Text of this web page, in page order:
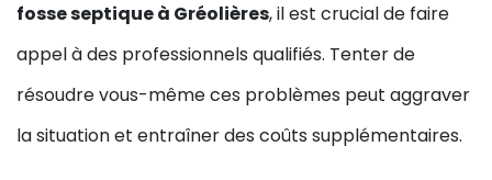
fosse septique à Gréolières, il est crucial de faire
appel à des professionnels qualifiés. Tenter de
résoudre vous-même ces problèmes peut aggraver
la situation et entraîner des coûts supplémentaires.